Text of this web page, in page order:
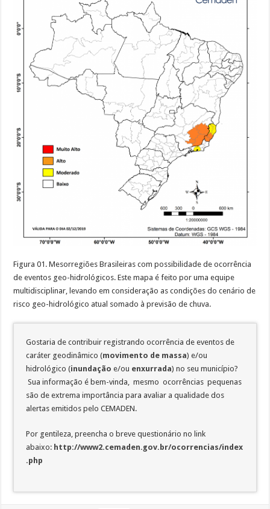
Figura 01. Mesorregiões Brasileiras com possibilidade de ocorrência
de eventos geo-hidrológicos. Este mapa é feito por uma equipe
multidisciplinar, levando em consideração as condições do cenário de
risco geo-hidrológico atual somado à previsão de chuva.
Gostaria de contribuir registrando ocorrência de eventos de
caráter geodinâmico (movimento de massa) e/ou
hidrológico (inundaçãoe/ou enxurrada) no seu município?
Sua informação é bem-vinda, mesmo ocorrências pequenas
são de extrema importância para avaliar a qualidade dos
alertas emitidos pelo CEMADEN.
Por gentileza, preencha o breve questionário no link
abaixo: http://www2.cemaden.gov.br/ocorrencias/index
.php